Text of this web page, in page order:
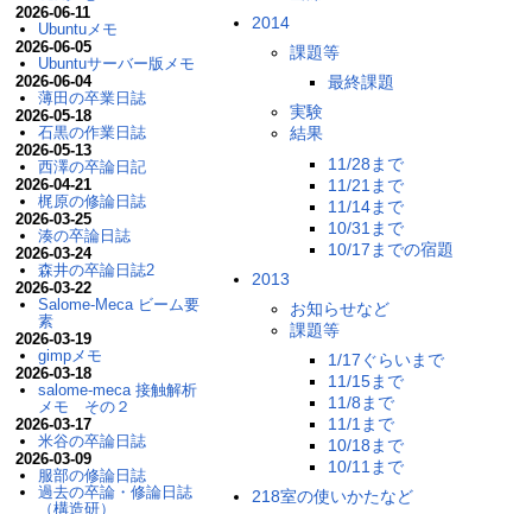
2014
課題等
最終課題
実験
結果
11/28まで
11/21まで
11/14まで
10/31まで
10/17までの宿題
2013
お知らせなど
課題等
1/17ぐらいまで
11/15まで
11/8まで
11/1まで
10/18まで
10/11まで
218室の使いかたなど
2026-06-11
Ubuntuメモ
2026-06-05
Ubuntuサーバー版メモ
2026-06-04
薄田の卒業日誌
2026-05-18
石黒の作業日誌
2026-05-13
西澤の卒論日記
2026-04-21
梶原の修論日誌
2026-03-25
湊の卒論日誌
2026-03-24
森井の卒論日誌2
2026-03-22
Salome-Meca ビーム要
素
2026-03-19
gimpメモ
2026-03-18
salome-meca 接触解析
メモ その２
2026-03-17
米谷の卒論日誌
2026-03-09
服部の修論日誌
過去の卒論・修論日誌
（構造研）